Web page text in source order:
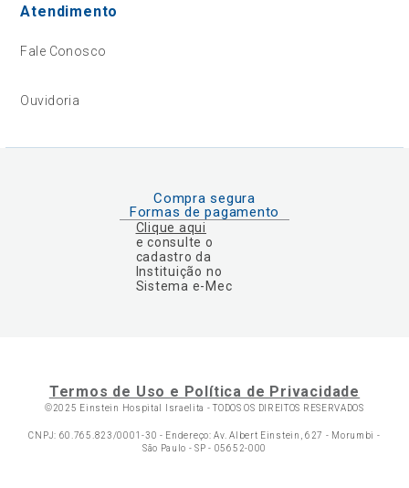
Atendimento
Fale Conosco
Ouvidoria
Compra segura
Formas de pagamento
Clique aqui
e consulte o
cadastro da
Instituição no
Sistema e-Mec
Termos de Uso e Política de Privacidade
©2025 Einstein Hospital Israelita -TODOS OS DIREITOS RESERVADOS
CNPJ: 60.765.823/0001-30 - Endereço: Av. Albert Einstein, 627 - Morumbi -
São Paulo - SP - 05652-000